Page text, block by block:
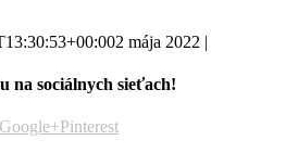
2 mája 2022 |
na sociálnych sieťach!
Google+Pinterest